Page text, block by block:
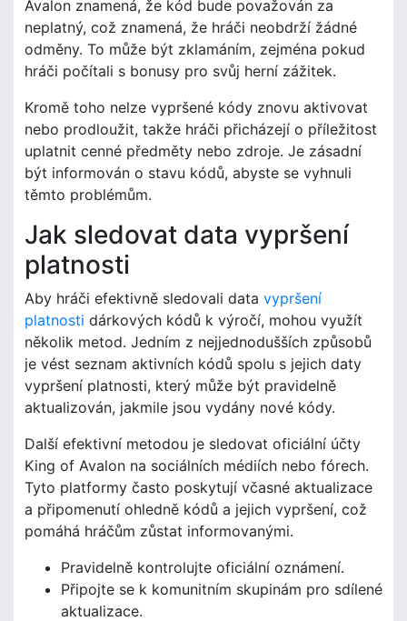
Avalon znamená, že kód bude považován za
neplatný, což znamená, že hráči neobdrží žádné
odměny. To může být zklamáním, zejména pokud
hráči počítali s bonusy pro svůj herní zážitek.
Kromě toho nelze vypršené kódy znovu aktivovat
nebo prodloužit, takže hráči přicházejí o příležitost
uplatnit cenné předměty nebo zdroje. Je zásadní
být informován o stavu kódů, abyste se vyhnuli
těmto problémům.
Jak sledovat data vypršení
platnosti
Aby hráči efektivně sledovali data vypršení
platnosti dárkových kódů k výročí, mohou využít
několik metod. Jedním z nejjednodušších způsobů
je vést seznam aktivních kódů spolu s jejich daty
vypršení platnosti, který může být pravidelně
aktualizován, jakmile jsou vydány nové kódy.
Další efektivní metodou je sledovat oficiální účty
King of Avalon na sociálních médiích nebo fórech.
Tyto platformy často poskytují včasné aktualizace
a připomenutí ohledně kódů a jejich vypršení, což
pomáhá hráčům zůstat informovanými.
Pravidelně kontrolujte oficiální oznámení.
Připojte se k komunitním skupinám pro sdílené
aktualizace.